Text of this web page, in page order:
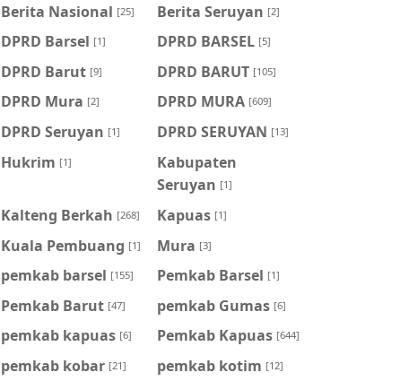
Berita Nasional [25] Berita Seruyan [2]
DPRD Barsel [1] DPRD BARSEL [5]
DPRD Barut [9] DPRD BARUT [105]
DPRD Mura [2] DPRD MURA [609]
DPRD Seruyan [1] DPRD SERUYAN [13]
Hukrim [1]
Kabupaten
Seruyan [1]
Kalteng Berkah [268] Kapuas [1]
Kuala Pembuang [1] Mura [3]
pemkab barsel [155] Pemkab Barsel [1]
Pemkab Barut [47] pemkab Gumas [6]
pemkab kapuas [6] Pemkab Kapuas [644]
pemkab kobar [21] pemkab kotim [12]